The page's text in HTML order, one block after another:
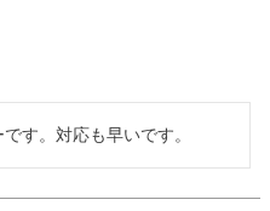
す。対応も早いです。